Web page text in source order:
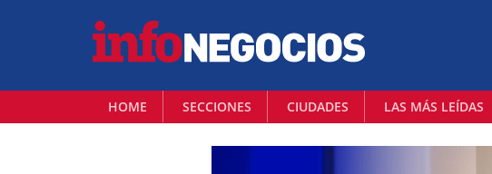
HOME SECCIONES CIUDADES LAS MÁS LEÍDAS